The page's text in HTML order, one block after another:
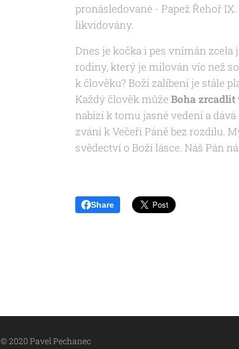
pronásledované - Papež Řehoř
likvidovány.
Dnes je kočka i pes vnímán
rodiny, který je milován víc než
k člověku? Boží zalíbení je stále
Každý člověk může Boha zrcadlit
nabízí k tomu jasné vedení a
zváni k Večeři Páně bez rozdílu.
svědectví o Boží lásce. Náš Pán
Share
© 2020 Pavel Pechanec